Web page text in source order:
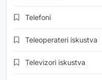
Telefoni
Teleoperateri iskustva
Televizori iskustva